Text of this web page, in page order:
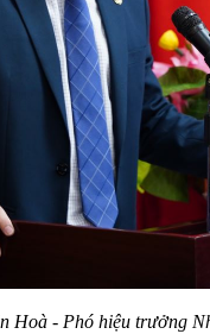
Hoà - Phó hiệu trưởng